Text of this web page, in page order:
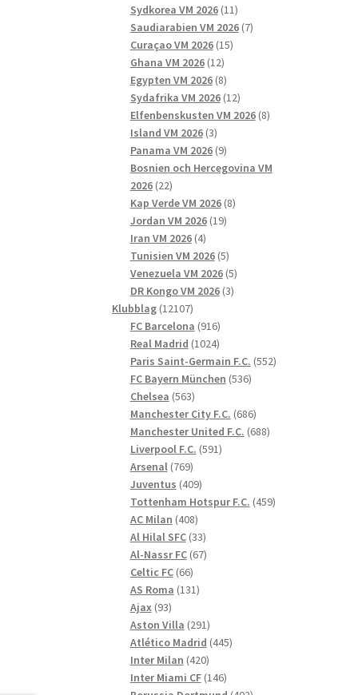
produkter
Sydkorea VM 2026 1111
produkter
Saudiarabien VM 2026 77
Curaçao VM 2026 1515
Ghana VM 2026 1212
produkter
Egypten VM 2026 88
produkter
Sydafrika VM 2026 1212
produkter
Elfenbenskusten VM 2026 88
Island VM 2026 33
produkter
Panama VM 2026 99
produkter
Bosnien och Hercegovina VM
2026 2222
produkter
Kap Verde VM 2026 88
Jordan VM 2026 1919
Iran VM 2026 44
produkter
Tunisien VM 2026 55
produkter
Venezuela VM 2026 55
produkter
DR Kongo VM 2026 33
Klubblag 1210712107
produkter
FC Barcelona 916916
produkter
Real Madrid 10241024
produkter
Paris Saint-Germain F.C. 552552
FC Bayern München 536536
Chelsea 563563
produkter
Manchester City F.C. 686686
produkter
Manchester United F.C. 688688
Liverpool F.C. 591591
Arsenal 769769
produkter
Juventus 409409
produkter
Tottenham Hotspur F.C. 459459
AC Milan 408408
produkter
Al Hilal SFC 3333
produkter
Al-Nassr FC 6767
Celtic FC 6666
produkter
AS Roma 131131
Ajax 9393
produkter
Aston Villa 291291
produkter
Atlético Madrid 445445
Inter Milan 420420
produkter
Inter Miami CF 146146